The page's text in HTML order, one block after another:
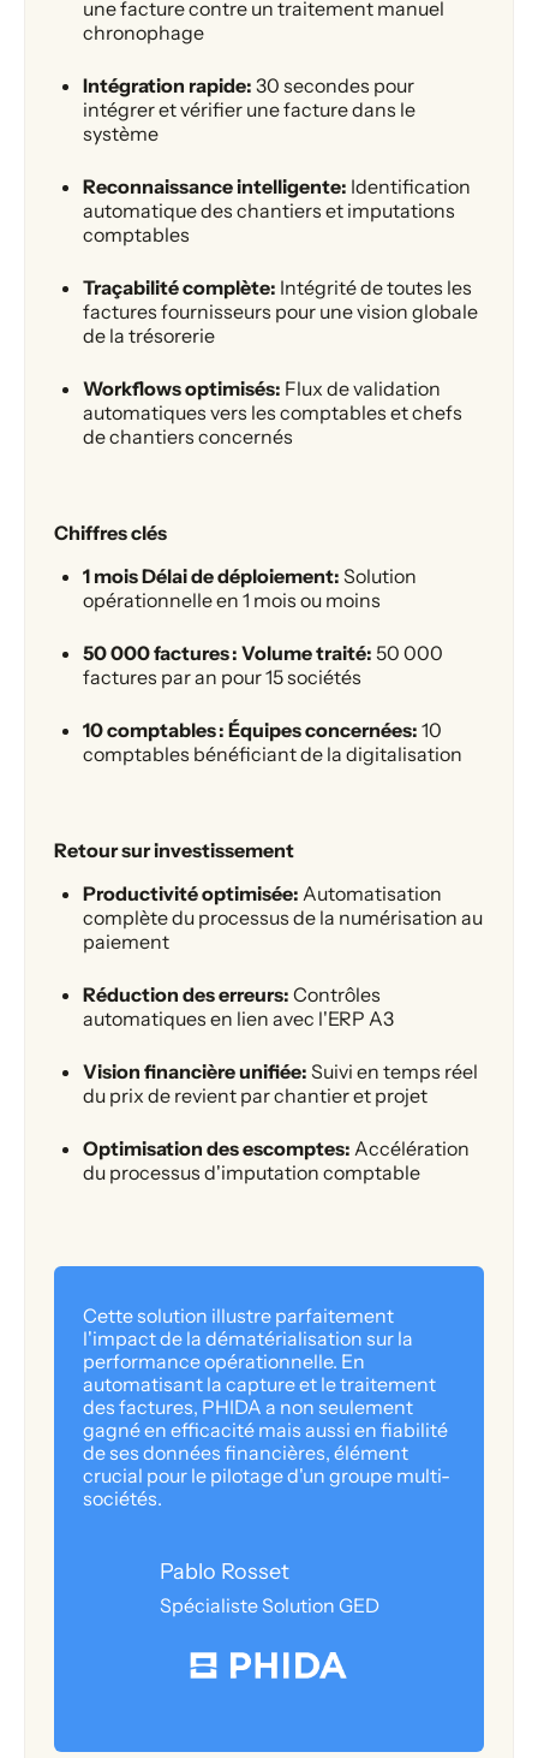
une facture contre un traitement manuel
chronophage
Intégration rapide: 30 secondes pour
intégrer et vérifier une facture dans le
système
Reconnaissance intelligente: Identification
automatique des chantiers et imputations
comptables
Traçabilité complète: Intégrité de toutes les
factures fournisseurs pour une vision globale
de la trésorerie
Workflows optimisés: Flux de validation
automatiques vers les comptables et chefs
de chantiers concernés
Chiffres clés
1 mois Délai de déploiement: Solution
opérationnelle en 1 mois ou moins
50 000 factures : Volume traité: 50 000
factures par an pour 15 sociétés
10 comptables : Équipes concernées: 10
comptables bénéficiant de la digitalisation
Retour sur investissement
Productivité optimisée: Automatisation
complète du processus de la numérisation au
paiement
Réduction des erreurs: Contrôles
automatiques en lien avec l'ERP A3
Vision financière unifiée: Suivi en temps réel
du prix de revient par chantier et projet
Optimisation des escomptes: Accélération
du processus d'imputation comptable
Cette solution illustre parfaitement
l'impact de la dématérialisation sur la
performance opérationnelle. En
automatisant la capture et le traitement
des factures, PHIDA a non seulement
gagné en efficacité mais aussi en fiabilité
de ses données financières, élément
crucial pour le pilotage d'un groupe multi-
sociétés.
Pablo Rosset
Spécialiste Solution GED